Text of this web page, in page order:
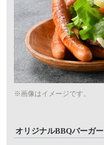
※画像はイメージです。
オリジナルBBQバーガー